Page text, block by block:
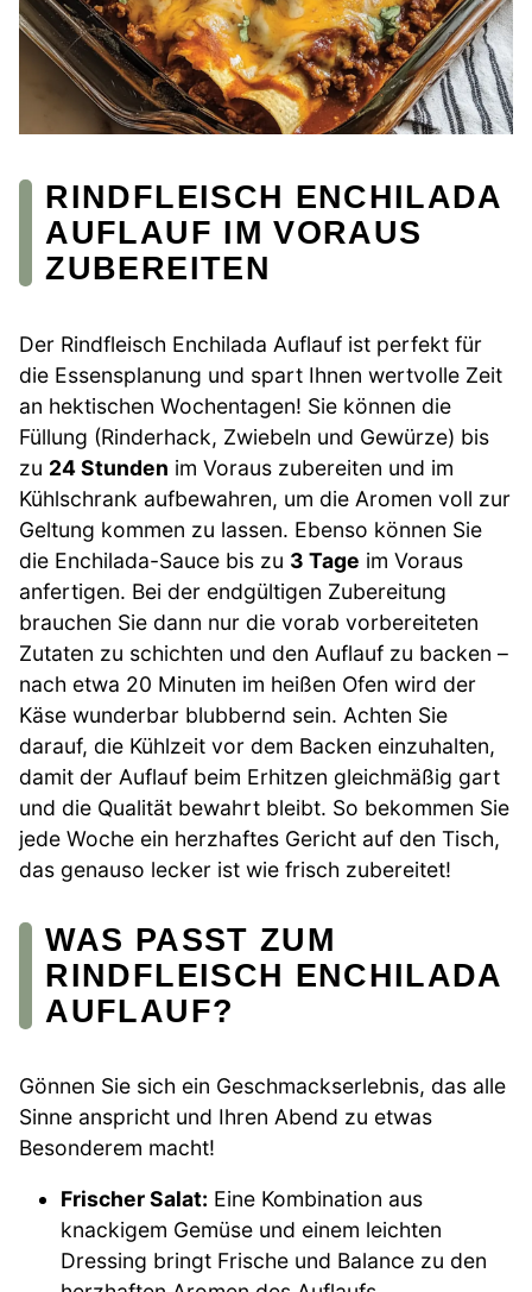
RINDFLEISCH ENCHILADA
AUFLAUF IM VORAUS
ZUBEREITEN
Der Rindfleisch Enchilada Auflauf ist perfekt für
die Essensplanung und spart Ihnen wertvolle Zeit
an hektischen Wochentagen! Sie können die
Füllung (Rinderhack, Zwiebeln und Gewürze) bis
zu 24 Stunden im Voraus zubereiten und im
Kühlschrank aufbewahren, um die Aromen voll zur
Geltung kommen zu lassen. Ebenso können Sie
die Enchilada-Sauce bis zu 3 Tage im Voraus
anfertigen. Bei der endgültigen Zubereitung
brauchen Sie dann nur die vorab vorbereiteten
Zutaten zu schichten und den Auflauf zu backen –
nach etwa 20 Minuten im heißen Ofen wird der
Käse wunderbar blubbernd sein. Achten Sie
darauf, die Kühlzeit vor dem Backen einzuhalten,
damit der Auflauf beim Erhitzen gleichmäßig gart
und die Qualität bewahrt bleibt. So bekommen Sie
jede Woche ein herzhaftes Gericht auf den Tisch,
das genauso lecker ist wie frisch zubereitet!
WAS PASST ZUM
RINDFLEISCH ENCHILADA
AUFLAUF?
Gönnen Sie sich ein Geschmackserlebnis, das alle
Sinne anspricht und Ihren Abend zu etwas
Besonderem macht!
Frischer Salat: Eine Kombination aus
knackigem Gemüse und einem leichten
Dressing bringt Frische und Balance zu den